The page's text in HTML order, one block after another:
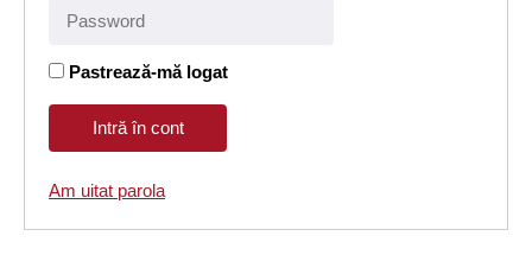
Pastrează-mă logat
Am uitat parola